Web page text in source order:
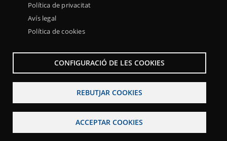
Política de privacitat
Avís legal
Política de cookies
CONFIGURACIÓ DE LES COOKIES
REBUTJAR COOKIES
ACCEPTAR COOKIES
Menu
Sobre la Xarxa Punttic Avís legal
Accessibilitat